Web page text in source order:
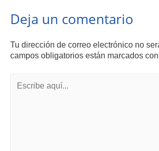
Deja un comentario
Tu dirección de correo electrónico no
campos obligatorios están marcados con